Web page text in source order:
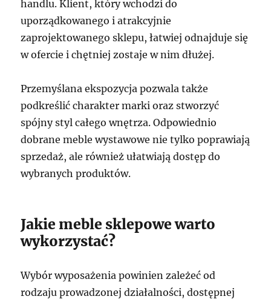
handlu. Klient, który wchodzi do
uporządkowanego i atrakcyjnie
zaprojektowanego sklepu, łatwiej odnajduje się
w ofercie i chętniej zostaje w nim dłużej.
Przemyślana ekspozycja pozwala także
podkreślić charakter marki oraz stworzyć
spójny styl całego wnętrza. Odpowiednio
dobrane meble wystawowe nie tylko poprawiają
sprzedaż, ale również ułatwiają dostęp do
wybranych produktów.
Jakie meble sklepowe warto
wykorzystać?
Wybór wyposażenia powinien zależeć od
rodzaju prowadzonej działalności, dostępnej